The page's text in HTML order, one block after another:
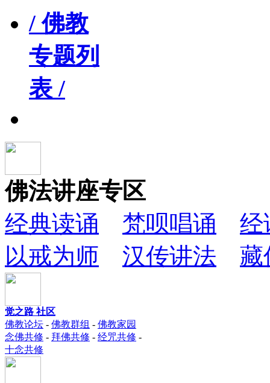
/ 佛教
专题列
表 /
佛法讲座专区
经典读诵
梵呗唱诵
经
以戒为师
汉传讲法 藏
觉之路 社区
佛教论坛 - 佛教群组 - 佛教家园
念佛共修 - 拜佛共修 - 经咒共修 -
十念共修